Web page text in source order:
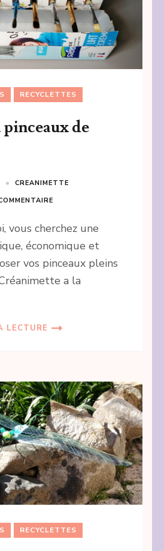
RECYCLETTES
de
CREANIMETTE
vous cherchez une
économique et
vos pinceaux pleins
a la
LECTURE
RECYCLETTES